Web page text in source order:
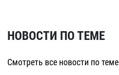
НОВОСТИ ПО ТЕМЕ
Смотреть все новости по теме